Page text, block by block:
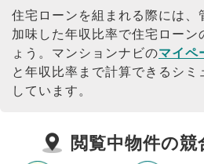
住宅ローンを組まれる際には、
加味した年収比率で住宅ローン
ょう。 マンションナビのマイペ
と年収比率まで計算できるシ
しています。
閲覧中物件の